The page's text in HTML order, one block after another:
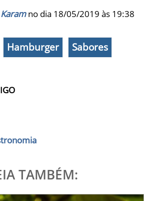
no dia 18/05/2019 às 19:38
Hamburger Sabores
TAMBÉM: